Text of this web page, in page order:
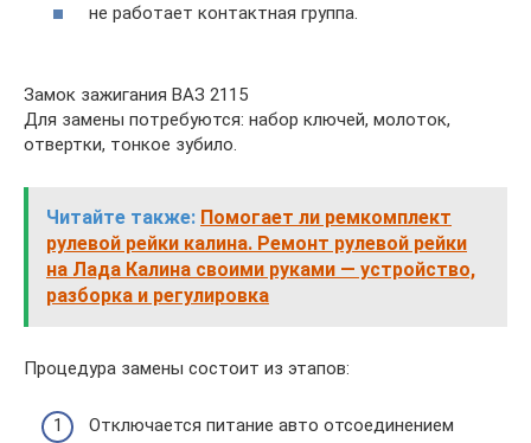
не работает контактная группа.
Замок зажигания ВАЗ 2115
Для замены потребуются: набор ключей, молоток,
отвертки, тонкое зубило.
Читайте также: Помогает ли ремкомплект
рулевой рейки калина. Ремонт рулевой рейки
на Лада Калина своими руками — устройство,
разборка и регулировка
Процедура замены состоит из этапов:
Отключается питание авто отсоединением